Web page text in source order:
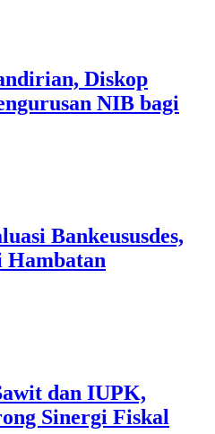
Diskop
NIB bagi
Bankeususdes,
Hambatan
dan IUPK,
Sinergi Fiskal